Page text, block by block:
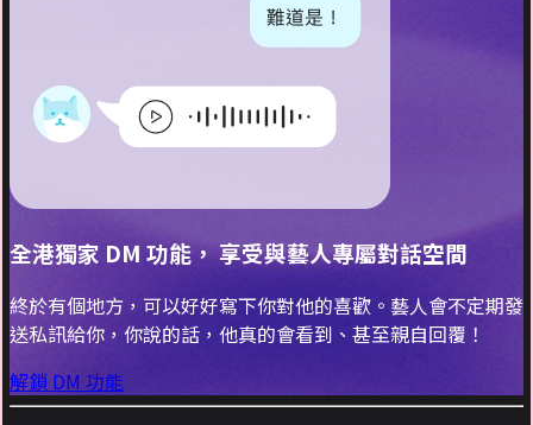
全港獨家 DM 功能， 享受與藝人專屬對話空間
終於有個地方，可以好好寫下你對他的喜歡。藝人會不定期發
送私訊給你，你說的話，他真的會看到、甚至親自回覆！
解鎖 DM 功能